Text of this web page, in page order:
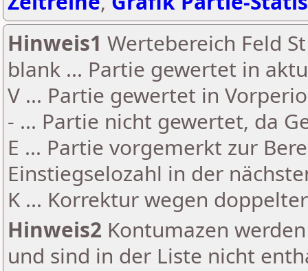
Hinweis1 Wertebereich Feld
blank ... Partie gewertet in
V ... Partie gewertet in
- ... Partie nicht gewertet, da
E ... Partie vorgemerkt zur
Einstiegselozahl in der
K ... Korrektur wegen
Hinweis2 Kontumazen
und sind in der Liste nicht